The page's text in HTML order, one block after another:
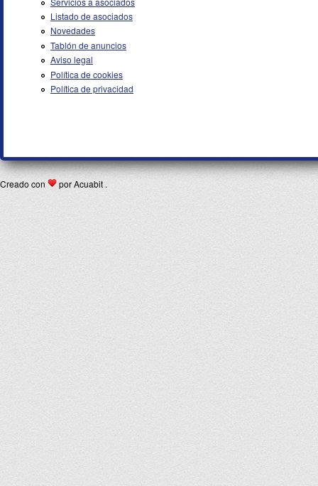
Listado de asociados
Novedades
Tablón de anuncios
Aviso legal
Política de cookies
Política de privacidad
Creado con por Acuabit .